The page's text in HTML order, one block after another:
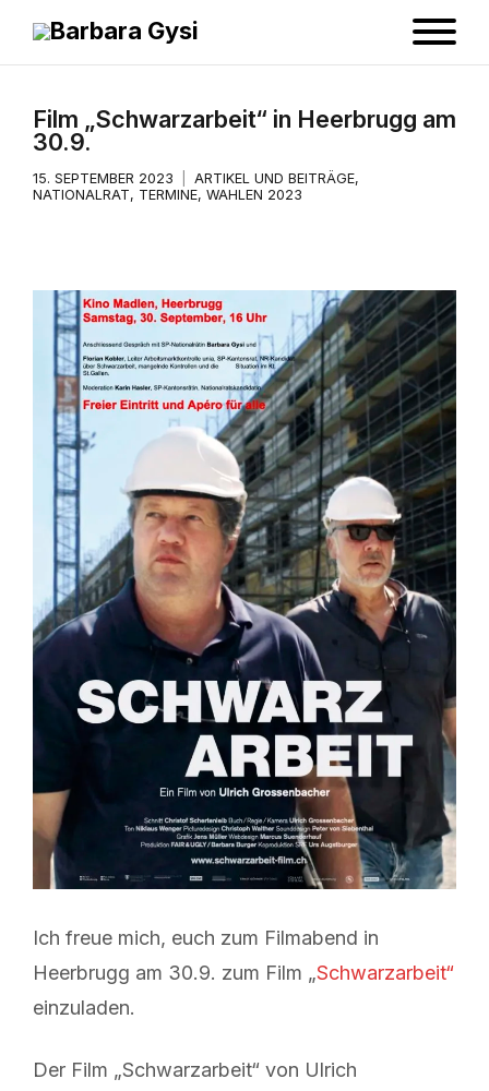
Film „Schwarzarbeit“ in Heerbrugg am
30.9.
15. SEPTEMBER 2023 ARTIKEL UND BEITRÄGE,
NATIONALRAT, TERMINE, WAHLEN 2023
Ich freue mich, euch zum Filmabend in
Heerbrugg am 30.9. zum Film „Schwarzarbeit“
einzuladen.
Der Film „Schwarzarbeit“ von Ulrich